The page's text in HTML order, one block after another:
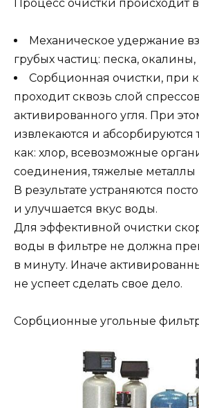
Процесс очистки происходит в
Механическое удержание
грубых частиц: песка,
Сорбционная очистки, при
проходит сквозь слой
активированного угля. При
извлекаются и абсорбируются
как: хлор, всевозможные
соединения, тяжелые металлы
В результате устраняются
и улучшается вкус воды.
Для эффективной очистки
воды в фильтре не должна
в минуту. Иначе
не успеет сделать свое дело.
Сорбционные угольные